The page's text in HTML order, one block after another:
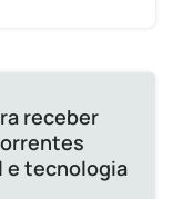
receber
e tecnologia